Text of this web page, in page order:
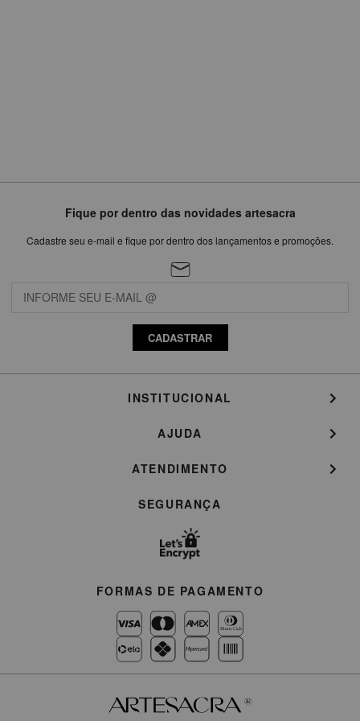
Fique por dentro das novidades artesacra
Cadastre seu e-mail e fique por dentro dos lançamentos e promoções.
CADASTRAR
INSTITUCIONAL
AJUDA
ATENDIMENTO
SEGURANÇA
FORMAS DE PAGAMENTO